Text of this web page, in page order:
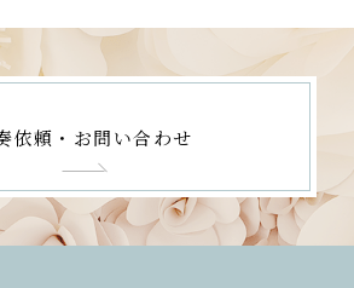
依頼・お問い合わせ